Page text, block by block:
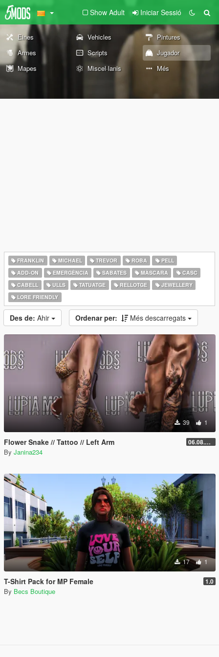
Show Adult Iniciar Sessió
Eines Vehicles
Pintures
Armes
Scripts
Jugador
Mapes
Miscel·lanis Més
FRANKLIN MICHAEL TREVOR ROBA
PELL
ADD-ON
EMERGÈNCIA SABATES MÀSCARA
CASC
CABELL
ULLS TATUATGE RELLOTGE
JEWELLERY
LORE FRIENDLY
Des de: Ahir Ordenar per: Més descarregats
39 1
Flower Snake // Tattoo // Left Arm 06.08.2026
By Janina234
17 1
T-Shirt Pack for MP Female 1.0
By Becs Boutique